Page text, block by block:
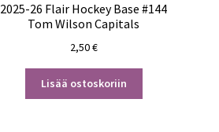
2025-26 Flair Hockey Base #144
Tom Wilson Capitals
2,50€
Lisää ostoskoriin